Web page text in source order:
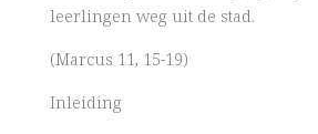
leerlingen weg uit de stad.
(Marcus 11, 15-19)
Inleiding